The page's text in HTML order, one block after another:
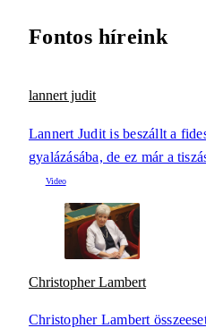
Fontos híreink
lannert judit
Lannert Judit is beszállt a
gyalázásába, de ez már a
Christopher Lambert
Christopher Lambert